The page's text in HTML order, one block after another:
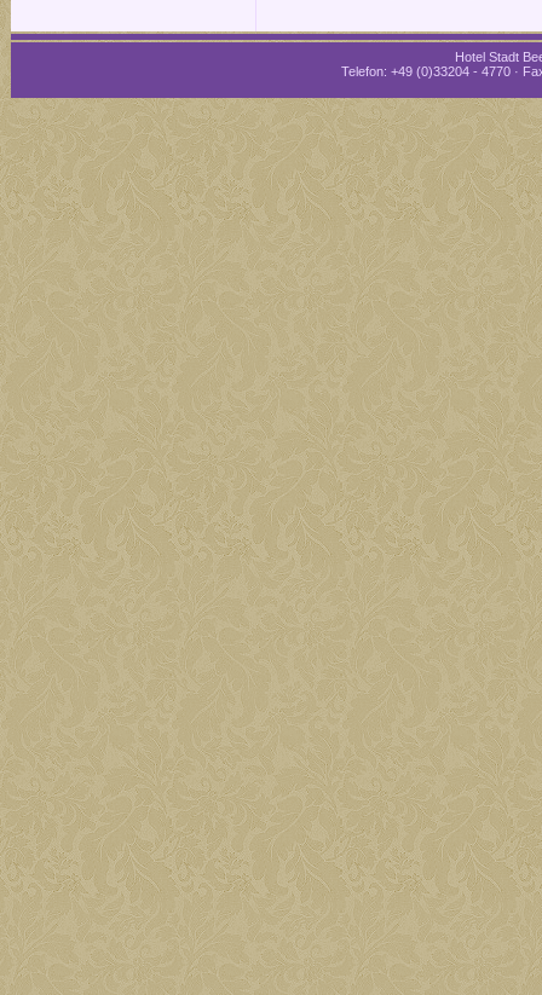
Hotel Stadt
Telefon: +49 (0)33204 - 4770 ·